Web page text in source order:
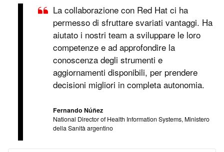
La collaborazione con Red Hat ci ha
permesso di sfruttare svariati vantaggi. Ha
aiutato i nostri team a sviluppare le loro
competenze e ad approfondire la
conoscenza degli strumenti e
aggiornamenti disponibili, per prendere
decisioni migliori in completa autonomia.
Fernando Núñez
National Director of Health Information Systems, Ministero
della Sanità argentino